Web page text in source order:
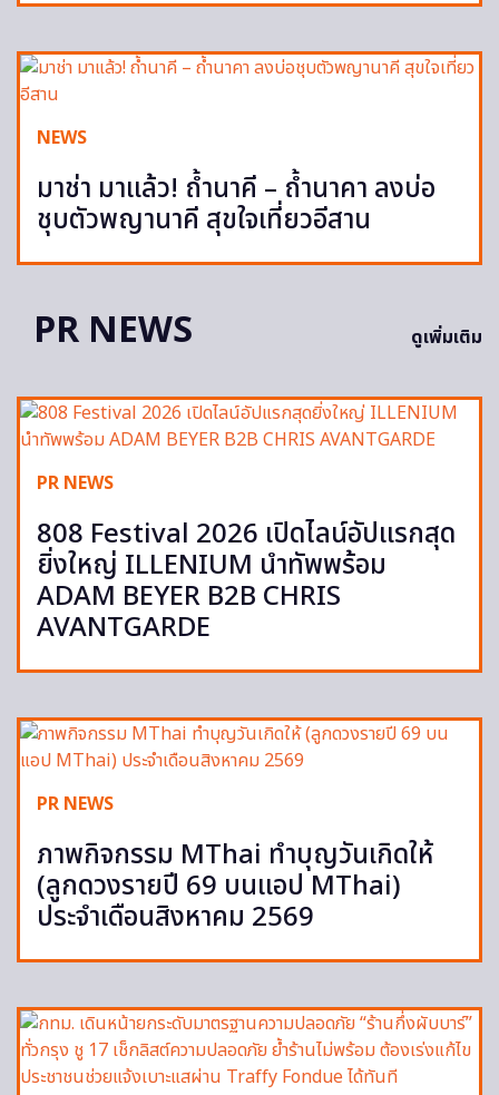
NEWS
มาช่า มาแล้ว! ถ้ำนาคี – ถ้ำนาคา ลงบ่อ
ชุบตัวพญานาคี สุขใจเที่ยวอีสาน
PR NEWS ดูเพิ่มเติม
PR NEWS
808 Festival 2026 เปิดไลน์อัปแรกสุด
ยิ่งใหญ่ ILLENIUM นำทัพพร้อม
ADAM BEYER B2B CHRIS
AVANTGARDE
PR NEWS
ภาพกิจกรรม MThai ทำบุญวันเกิดให้
(ลูกดวงรายปี 69 บนแอป MThai)
ประจำเดือนสิงหาคม 2569